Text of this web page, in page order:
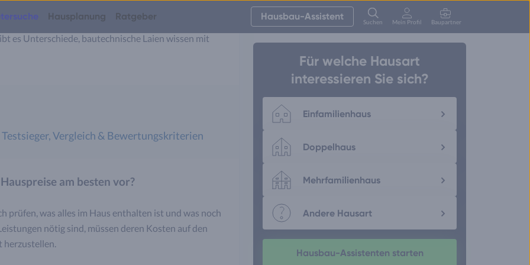
Hausplanung Ratgeber Hausbau-Assistent Suchen Mein Profil Baupartner
in anderen weniger ausführlich – bestehen Sie
Markennamen von Ausstattungselementen
es Unterschiede, bautechnische Laien wissen mit
Vergleich & Bewertungskriterien
am besten vor?
prüfen, was alles im Haus enthalten ist und was noch
nötig sind, müssen deren Kosten auf den
herzustellen.
Für welche Hausart
interessieren Sie sich?
Einfamilienhaus
Doppelhaus
Mehrfamilienhaus
Andere Hausart
Hausbau-Assistenten starten